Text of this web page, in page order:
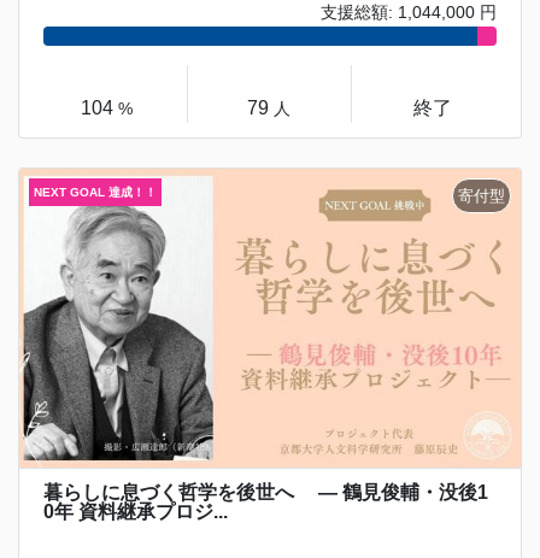
支援総額: 1,044,000 円
104 % 79 人 終了
暮らしに息づく哲学を後世へ ― 鶴見俊輔・没後1
0年 資料継承プロジ...